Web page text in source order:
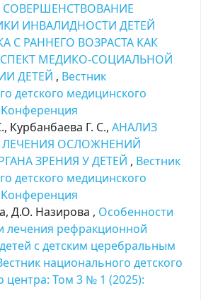
СОВЕРШЕНСТВОВАНИЕ
ИНВАЛИДНОСТИ ДЕТЕЙ
С РАННЕГО ВОЗРАСТА КАК
МЕДИКО-СОЦИАЛЬНОЙ
ДЕТЕЙ , Вестник
детского медицинского
Курбанбаева Г. С., АНАЛИЗ
ЛЕЧЕНИЯ ОСЛОЖНЕНИЙ
ЗРЕНИЯ У ДЕТЕЙ , Вестник
детского медицинского
Д.О. Назирова , Особенности
лечения рефракционной
с детским церебральным
национального детского
центра: Том 3 № 1 (2025):